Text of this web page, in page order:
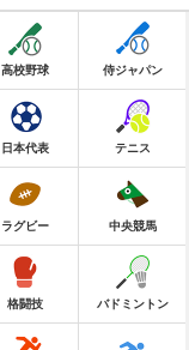
高校野球 侍ジャパン
日本代表 テニス
ラグビー 中央競馬
格闘技 バドミントン